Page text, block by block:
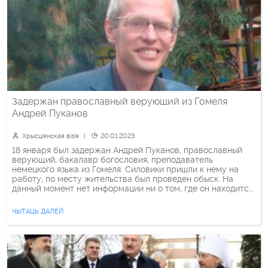
Задержан православный верующий из Гомеля
Андрей Пуканов
Хрысціянская візія 20.01.2023
18 января был задержан Андрей Пуканов, православный
верующий, бакалавр богословия, преподаватель
немецкого языка из Гомеля. Силовики пришли к нему на
работу, по месту жительства был проведен обыск. На
данный момент нет информации ни о том, где он находится,
ЧЫТАЦЬ ДАЛЕЙ